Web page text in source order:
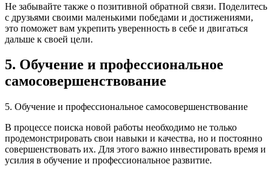
Не забывайте также о позитивной обратной связи. Поделитесь
с друзьями своими маленькими победами и достижениями,
это поможет вам укрепить уверенность в себе и двигаться
дальше к своей цели.
5. Обучение и профессиональное
самосовершенствование
5. Обучение и профессиональное самосовершенствование
В процессе поиска новой работы необходимо не только
продемонстрировать свои навыки и качества, но и постоянно
совершенствовать их. Для этого важно инвестировать время и
усилия в обучение и профессиональное развитие.